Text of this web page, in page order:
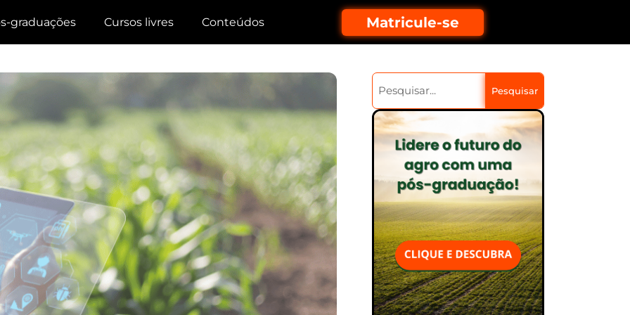
graduações Cursos livres Conteúdos Matricule-se
Pesquisar